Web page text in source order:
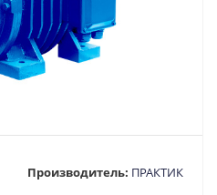
Производитель: ПРАКТИК